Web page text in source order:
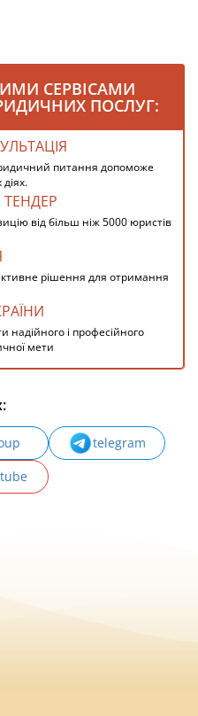
СЕРВІСАМИ
ПОСЛУГ:
питання допоможе
від більш ніж 5000 юристів
рішення для отримання
надійного і професійного
мети
telegram